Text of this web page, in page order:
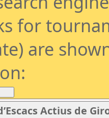
for
are
Actius de